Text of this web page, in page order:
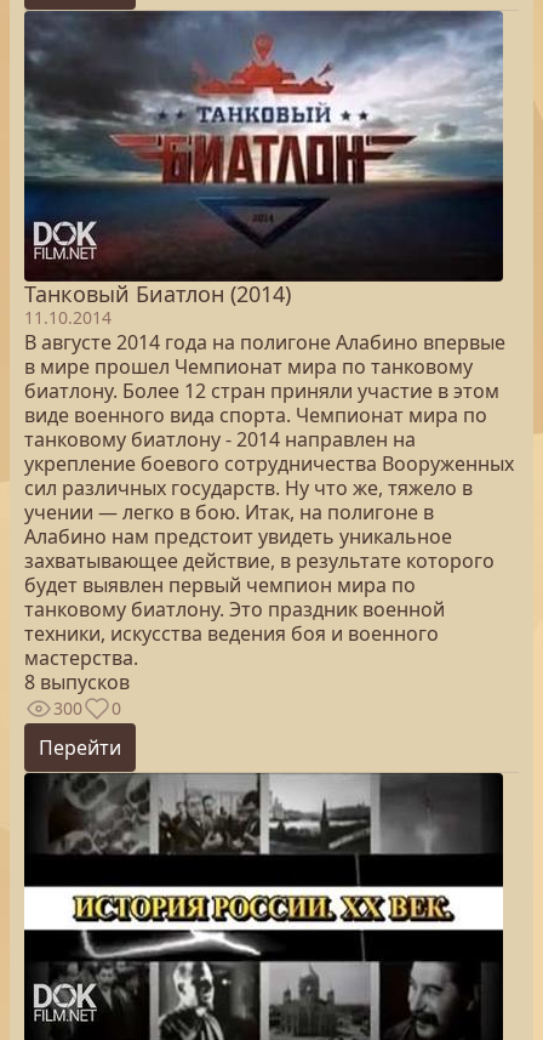
Танковый Биатлон (2014)
11.10.2014
В августе 2014 года на полигоне Алабино впервые
в мире прошел Чемпионат мира по танковому
биатлону. Более 12 стран приняли участие в этом
виде военного вида спорта. Чемпионат мира по
танковому биатлону - 2014 направлен на
укрепление боевого сотрудничества Вооруженных
сил различных государств. Ну что же, тяжело в
учении — легко в бою. Итак, на полигоне в
Алабино нам предстоит увидеть уникальное
захватывающее действие, в результате которого
будет выявлен первый чемпион мира по
танковому биатлону. Это праздник военной
техники, искусства ведения боя и военного
мастерства.
8 выпусков
300 0
Перейти